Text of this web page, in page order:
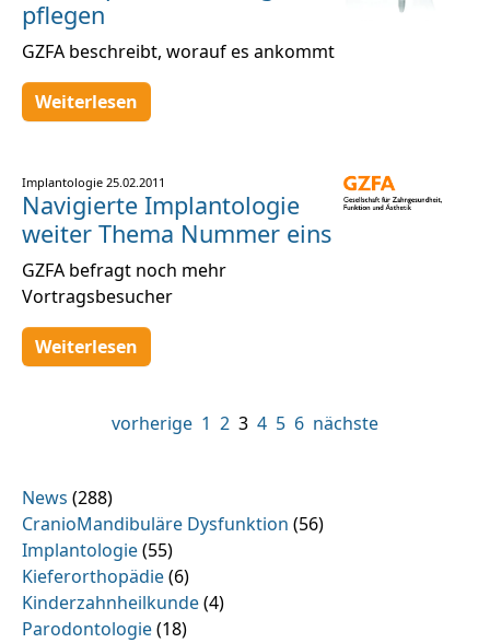
pflegen
GZFA beschreibt, worauf es ankommt
Weiterlesen
Implantologie 25.02.2011
Navigierte Implantologie
weiter Thema Nummer eins
GZFA befragt noch mehr
Vortragsbesucher
Weiterlesen
vorherige 1 2 3 4 5 6 nächste
News (288)
CranioMandibuläre Dysfunktion (56)
Implantologie(55)
Kieferorthopädie(6)
Kinderzahnheilkunde(4)
Parodontologie(18)